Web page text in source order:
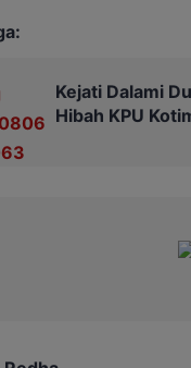
Kejati Dalami
Hibah KPU